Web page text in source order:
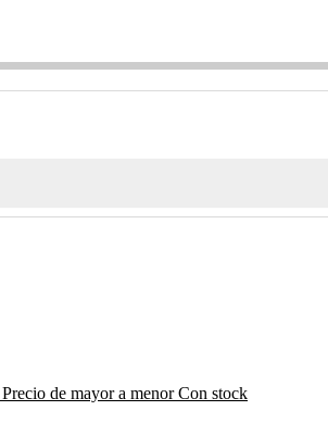
Precio de mayor a menorCon stock